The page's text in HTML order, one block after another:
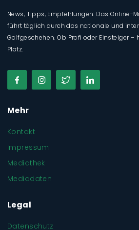
News, Tipps, Empfehlungen: Das Online-
führt täglich durch das nationale und
Golfgeschehen. Ob Profi oder Einsteiger –
Platz.
Mehr
Kontakt
Impressum
Mediathek
Mediadaten
Legal
Datenschutz